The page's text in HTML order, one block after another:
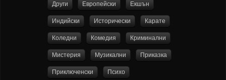
Други Европейски Екшън
Индийски Исторически Карате
Коледни Комедия Криминални
Мистерия Музикални Приказка
Приключенски Психо